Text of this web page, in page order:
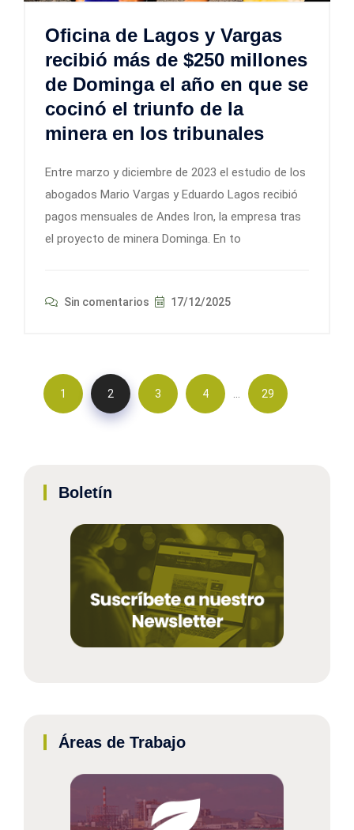
Oficina de Lagos y Vargas
recibió más de $250 millones
de Dominga el año en que se
cocinó el triunfo de la
minera en los tribunales
Entre marzo y diciembre de 2023 el estudio de los
abogados Mario Vargas y Eduardo Lagos recibió
pagos mensuales de Andes Iron, la empresa tras
el proyecto de minera Dominga. En to
Sin comentarios 17/12/2025
1 2 3 4 … 29
Boletín
Áreas de Trabajo